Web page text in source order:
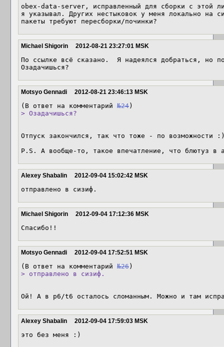
obex-data-server, исправленный для сборки с этой
я указывал. Других нестыковок у меня локально на
пакеты требуют пересборки/починки?
Michael Shigorin 2012-08-21 23:27:01 MSK
По ссылке всё сказано.  Я надеялся добраться, но
Озадачишься?
Motsyo Gennadi 2012-08-21 23:46:13 MSK
(В ответ на комментарий №24
> Озадачишься?
Отпуск закончился, так что тоже - по возможности
P.S. А вообще-то, такое впечатление, что блютуз в
Alexey Shabalin 2012-09-04 15:02:42 MSK
отправлено в сизиф.
Michael Shigorin 2012-09-04 17:12:36 MSK
Спасибо!!
Motsyo Gennadi 2012-09-04 17:52:51 MSK
(В ответ на комментарий №26
> отправлено в сизиф.
Ой! А в p6/t6 осталось сломанным. Можно и там
Alexey Shabalin 2012-09-04 17:59:03 MSK
это без меня :)